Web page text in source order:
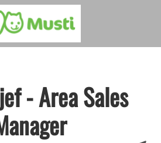
- Area Sales